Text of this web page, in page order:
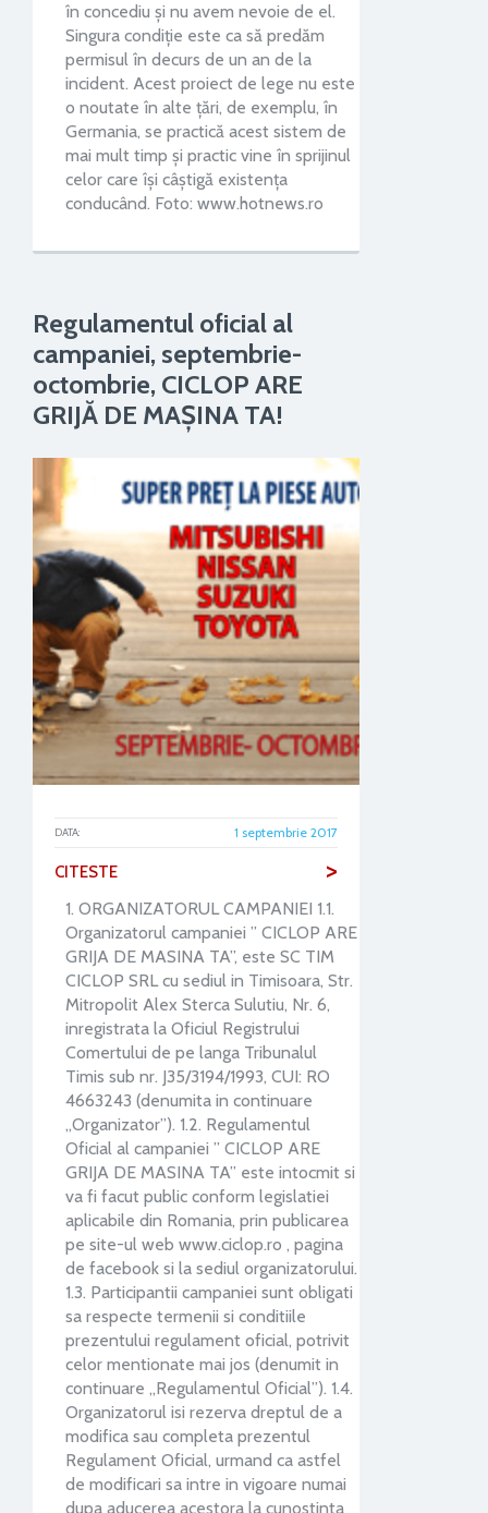
în concediu și nu avem nevoie de el.
Singura condiție este ca să predăm
permisul în decurs de un an de la
incident. Acest proiect de lege nu este
o noutate în alte țări, de exemplu, în
Germania, se practică acest sistem de
mai mult timp și practic vine în sprijinul
celor care își câștigă existența
conducând. Foto: www.hotnews.ro
Regulamentul oficial al
campaniei, septembrie-
octombrie, CICLOP ARE
GRIJĂ DE MAŞINA TA!
DATA: 1 septembrie 2017
CITESTE >
1. ORGANIZATORUL CAMPANIEI 1.1.
Organizatorul campaniei ” CICLOP ARE
GRIJA DE MASINA TA”, este SC TIM
CICLOP SRL cu sediul in Timisoara, Str.
Mitropolit Alex Sterca Sulutiu, Nr. 6,
inregistrata la Oficiul Registrului
Comertului de pe langa Tribunalul
Timis sub nr. J35/3194/1993, CUI: RO
4663243 (denumita in continuare
„Organizator”). 1.2. Regulamentul
Oficial al campaniei ” CICLOP ARE
GRIJA DE MASINA TA” este intocmit si
va fi facut public conform legislatiei
aplicabile din Romania, prin publicarea
pe site-ul web www.ciclop.ro , pagina
de facebook si la sediul organizatorului.
1.3. Participantii campaniei sunt obligati
sa respecte termenii si conditiile
prezentului regulament oficial, potrivit
celor mentionate mai jos (denumit in
continuare „Regulamentul Oficial”). 1.4.
Organizatorul isi rezerva dreptul de a
modifica sau completa prezentul
Regulament Oficial, urmand ca astfel
de modificari sa intre in vigoare numai
dupa aducerea acestora la cunostinta